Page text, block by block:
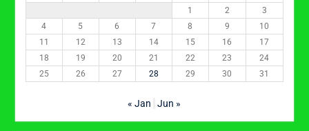
1
2
3
4
5 6 7 8 9
10
11
12 13 14 15 16
17
18
19 20 21 22 23
24
25
26 27 28 29 30 31
« Jan Jun »